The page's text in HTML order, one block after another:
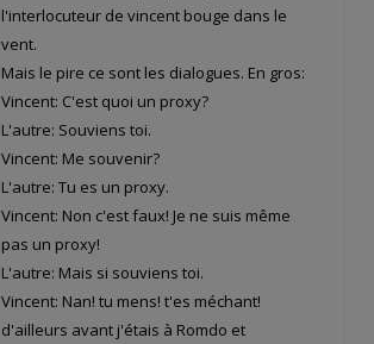
l'interlocuteur de vincent bouge dans le
vent.
Mais le pire ce sont les dialogues. En gros:
Vincent: C'est quoi un proxy?
L'autre: Souviens toi.
Vincent: Me souvenir?
L'autre: Tu es un proxy.
Vincent: Non c'est faux! Je ne suis même
pas un proxy!
L'autre: Mais si souviens toi.
Vincent: Nan! tu mens! t'es méchant!
d'ailleurs avant j'étais à Romdo et